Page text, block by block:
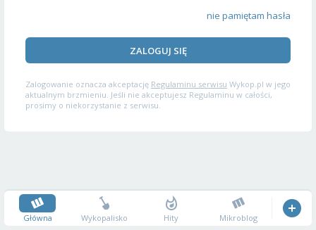
nie pamiętam hasła
ZALOGUJ SIĘ
Zalogowanie oznacza akceptację Regulaminu serwisu Wykop.pl w jego
aktualnym brzmieniu. Jeśli nie akceptujesz Regulaminu w całości,
prosimy o niekorzystanie z serwisu.
Główna Wykopalisko Hity Mikroblog